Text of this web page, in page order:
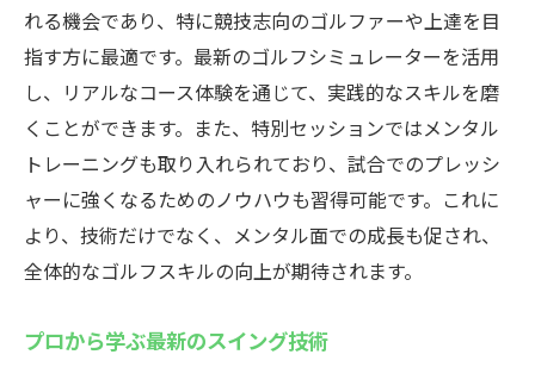
れる機会であり、特に競技志向のゴルファーや上達を目
指す方に最適です。最新のゴルフシミュレーターを活用
し、リアルなコース体験を通じて、実践的なスキルを磨
くことができます。また、特別セッションではメンタル
トレーニングも取り入れられており、試合でのプレッシ
ャーに強くなるためのノウハウも習得可能です。これに
より、技術だけでなく、メンタル面での成長も促され、
全体的なゴルフスキルの向上が期待されます。
プロから学ぶ最新のスイング技術